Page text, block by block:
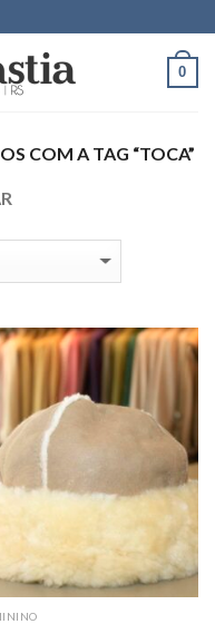
0
COM A TAG “TOCA”